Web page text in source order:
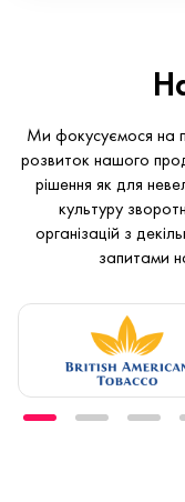
Ми фокусуємося на
розвиток нашого
рішення як для
культуру
організацій з
запитами